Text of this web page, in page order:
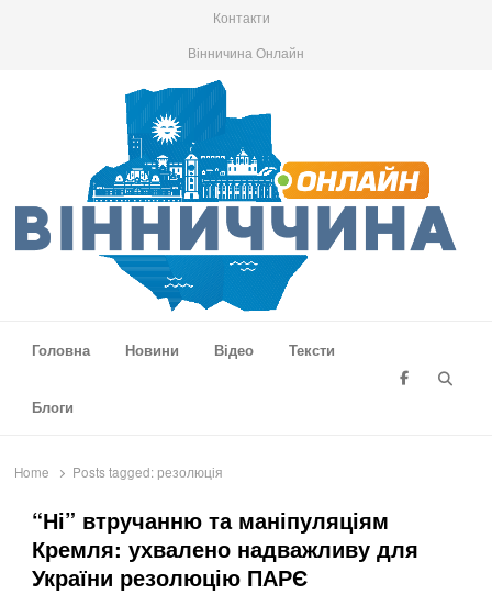
Контакти
Вінничина Онлайн
Головна
Новини Відео Тексти
Блоги
Home Posts tagged: резолюція
“Ні” втручанню та маніпуляціям
Кремля: ухвалено надважливу для
України резолюцію ПАРЄ